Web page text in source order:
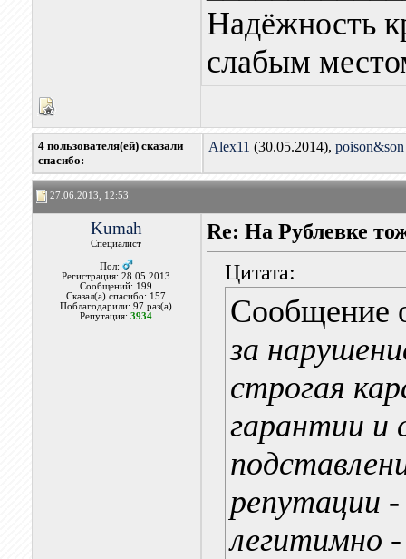
Надёжность
слабым
4 пользователя(ей) сказали
cпасибо:
Alex11 (30.05.2014), poison&son
27.06.2013, 12:53
Kumah
Специалист
Пол:
Регистрация: 28.05.2013
Сообщений: 199
Сказал(а) спасибо: 157
Поблагодарили: 97 раз(а)
Репутация:3934
Re: На Рублевке
Цитата:
Сообщение
за
строгая
гарантии и
репутации
легитимно